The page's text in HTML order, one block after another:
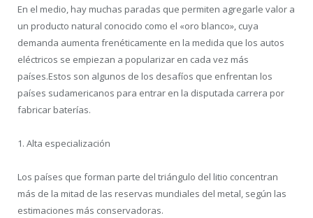
En el medio, hay muchas paradas que permiten agregarle valor a
un producto natural conocido como el «oro blanco», cuya
demanda aumenta frenéticamente en la medida que los autos
eléctricos se empiezan a popularizar en cada vez más
países.Estos son algunos de los desafíos que enfrentan los
países sudamericanos para entrar en la disputada carrera por
fabricar baterías.
1. Alta especialización
Los países que forman parte del triángulo del litio concentran
más de la mitad de las reservas mundiales del metal, según las
estimaciones más conservadoras.